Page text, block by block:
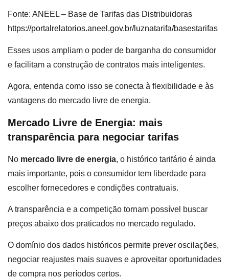
Fonte: ANEEL – Base de Tarifas das Distribuidoras
https://portalrelatorios.aneel.gov.br/luznatarifa/basestarifas
Esses usos ampliam o poder de barganha do consumidor
e facilitam a construção de contratos mais inteligentes.
Agora, entenda como isso se conecta à flexibilidade e às
vantagens do mercado livre de energia.
Mercado Livre de Energia: mais
transparência para negociar tarifas
No mercado livre de energia, o histórico tarifário é ainda
mais importante, pois o consumidor tem liberdade para
escolher fornecedores e condições contratuais.
A transparência e a competição tornam possível buscar
preços abaixo dos praticados no mercado regulado.
O domínio dos dados históricos permite prever oscilações,
negociar reajustes mais suaves e aproveitar oportunidades
de compra nos períodos certos.